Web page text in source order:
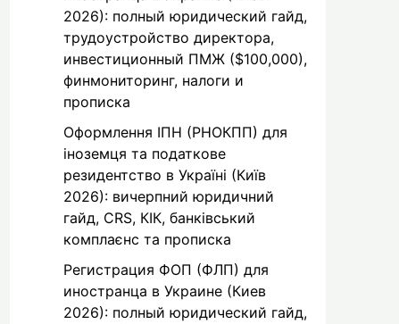
2026): полный юридический гайд,
трудоустройство директора,
инвестиционный ПМЖ ($100,000),
финмониторинг, налоги и
прописка
Оформлення ІПН (РНОКПП) для
іноземця та податкове
резидентство в Україні (Київ
2026): вичерпний юридичний
гайд, CRS, КІК, банківський
комплаєнс та прописка
Регистрация ФОП (ФЛП) для
иностранца в Украине (Киев
2026): полный юридический гайд,